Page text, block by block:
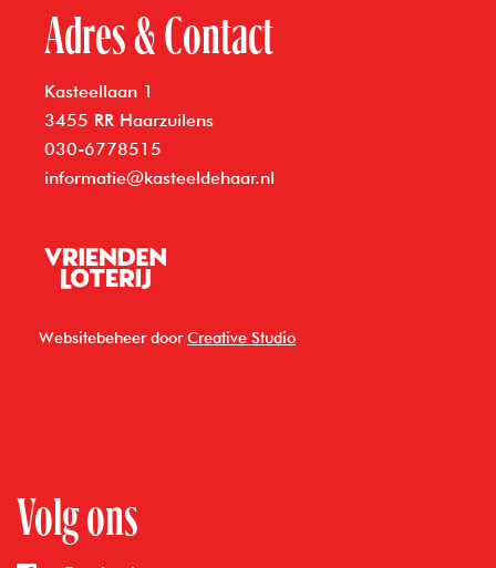
Adres & Contact
Kasteellaan 1
3455 RR Haarzuilens
030-6778515
informatie@kasteeldehaar.nl
Websitebeheer doorCreative Studio
Volg ons